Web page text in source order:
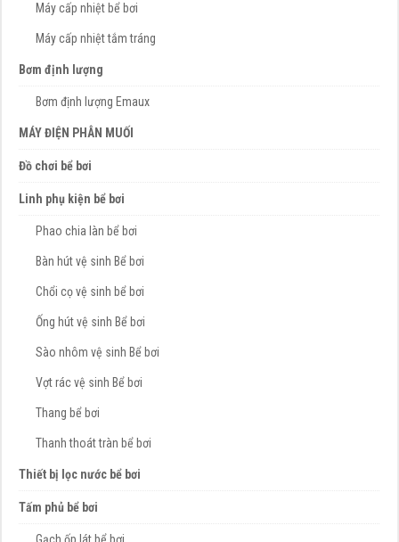
Máy cấp nhiệt bể bơi
Máy cấp nhiệt tắm tráng
Bơm định lượng
Bơm định lượng Emaux
MÁY ĐIỆN PHÂN MUỐI
Đồ chơi bể bơi
Linh phụ kiện bể bơi
Phao chia làn bể bơi
Bàn hút vệ sinh Bể bơi
Chổi cọ vệ sinh bể bơi
Ống hút vệ sinh Bể bơi
Sào nhôm vệ sinh Bể bơi
Vợt rác vệ sinh Bể bơi
Thang bể bơi
Thanh thoát tràn bể bơi
Thiết bị lọc nước bể bơi
Tấm phủ bể bơi